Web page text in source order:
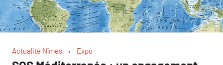
Actualité Nîmes Expo